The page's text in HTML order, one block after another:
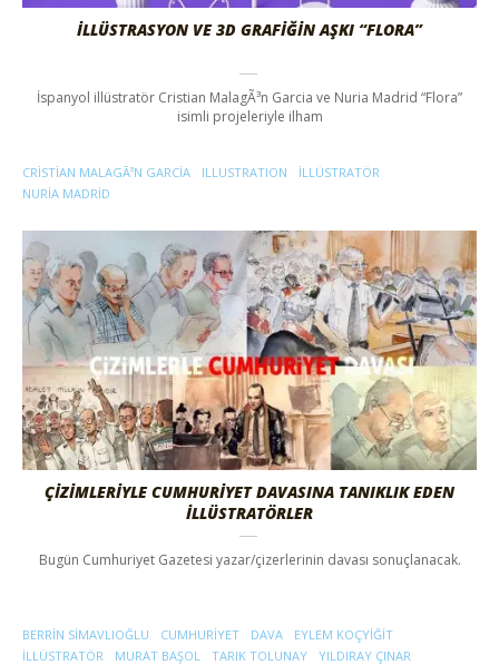
İLLÜSTRASYON VE 3D GRAFIĞIN AŞKI “FLORA”
İspanyol illüstratör Cristian MalagÃ³n Garcia ve Nuria Madrid “Flora”
isimli projeleriyle ilham
CRISTIAN MALAGÃ³N GARCIA ILLUSTRATION
ILLÜSTRATÖR
NURIA MADRID
ÇİZİMLERİYLE CUMHURİYET DAVASINA TANIKLIK EDEN
İLLÜSTRATÖRLER
Bugün Cumhuriyet Gazetesi yazar/çizerlerinin davası sonuçlanacak.
BERRİN SİMAVLIOĞLU CUMHURIYET DAVA
EYLEM KOÇYİĞİT
ILLÜSTRATÖR
MURAT BAŞOL TARIK TOLUNAY
YILDIRAY ÇINAR